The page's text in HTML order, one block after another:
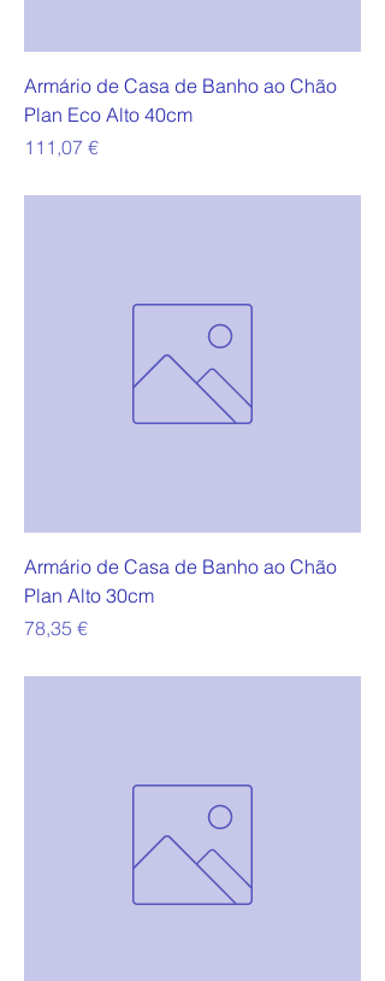
Armário de Casa de Banho ao Chão
Plan Eco Alto 40cm
Preço
111,07 €
Armário de Casa de Banho ao Chão
Plan Alto 30cm
Preço
78,35 €